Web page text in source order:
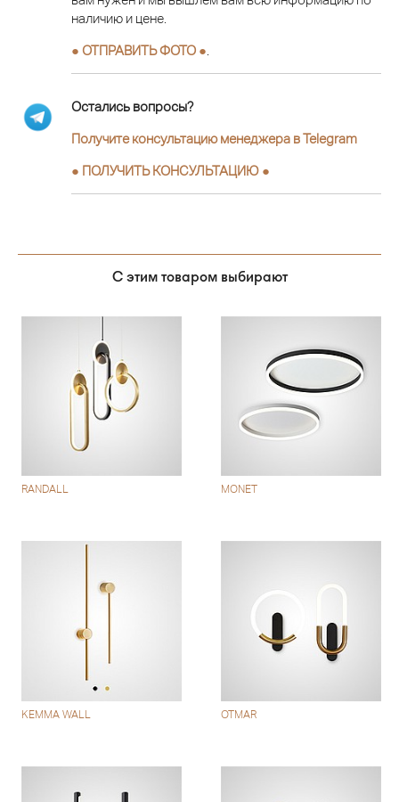
наличию и цене.
● ОТПРАВИТЬ ФОТО ●
Остались вопросы?
Получите консультацию менеджера в Telegram
● ПОЛУЧИТЬ КОНСУЛЬТАЦИЮ ●
С этим товаром выбирают
RANDALL MONET
KEMMA WALL OTMAR